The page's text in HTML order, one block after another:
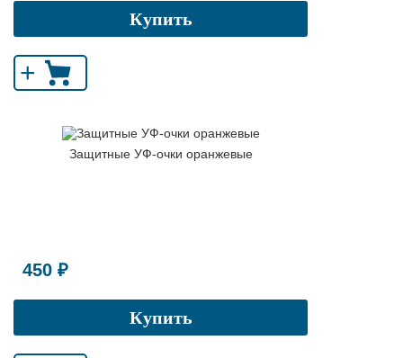
Купить
+
Защитные УФ-очки оранжевые
450 ₽
Купить